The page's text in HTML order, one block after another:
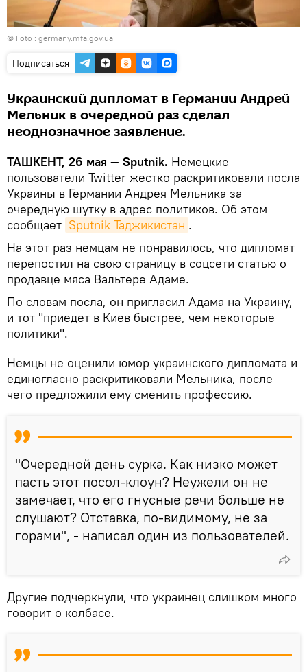
© Foto : germany.mfa.gov.ua
Подписаться
Украинский дипломат в Германии Андрей
Мельник в очередной раз сделал
неоднозначное заявление.
ТАШКЕНТ, 26 мая — Sputnik. Немецкие
пользователи Twitter жестко раскритиковали посла
Украины в Германии Андрея Мельника за
очередную шутку в адрес политиков. Об этом
сообщает Sputnik Таджикистан .
На этот раз немцам не понравилось, что дипломат
перепостил на свою страницу в соцсети статью о
продавце мяса Вальтере Адаме.
По словам посла, он пригласил Адама на Украину,
и тот "приедет в Киев быстрее, чем некоторые
политики".
Немцы не оценили юмор украинского дипломата и
единогласно раскритиковали Мельника, после
чего предложили ему сменить профессию.
"Очередной день сурка. Как низко может
пасть этот посол-клоун? Неужели он не
замечает, что его гнусные речи больше не
слушают? Отставка, по-видимому, не за
горами", - написал один из пользователей.
Другие подчеркнули, что украинец слишком много
говорит о колбасе.